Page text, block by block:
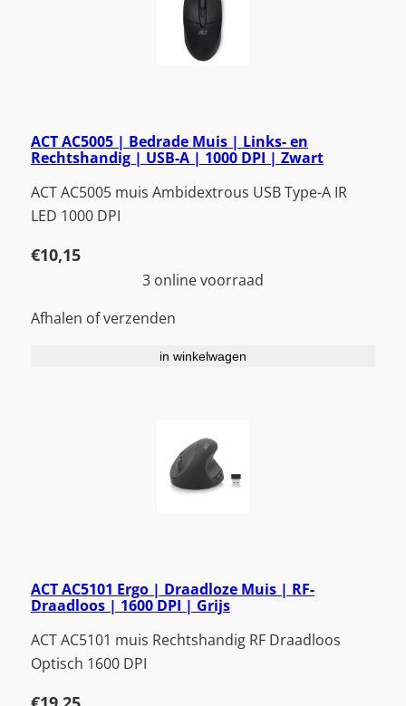
ACT AC5005 | Bedrade Muis | Links- en
Rechtshandig | USB-A | 1000 DPI | Zwart
ACT AC5005 muis Ambidextrous USB Type-A IR
LED 1000 DPI
€10,15
3 online voorraad
Afhalen of verzenden
in winkelwagen
ACT AC5101 Ergo | Draadloze Muis | RF-
Draadloos | 1600 DPI | Grijs
ACT AC5101 muis Rechtshandig RF Draadloos
Optisch 1600 DPI